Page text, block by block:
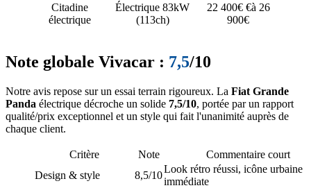
Citadine
électrique
Électrique 83kW
(113ch)
22 400€ €à 26
900€
Note globale Vivacar : 7,5/10
Notre avis repose sur un essai terrain rigoureux. La Fiat Grande
Panda électrique décroche un solide 7,5/10, portée par un rapport
qualité/prix exceptionnel et un style qui fait l'unanimité auprès de
chaque client.
Critère Note
Commentaire court
Design & style
8,5/10
Look rétro réussi, icône urbaine
immédiate